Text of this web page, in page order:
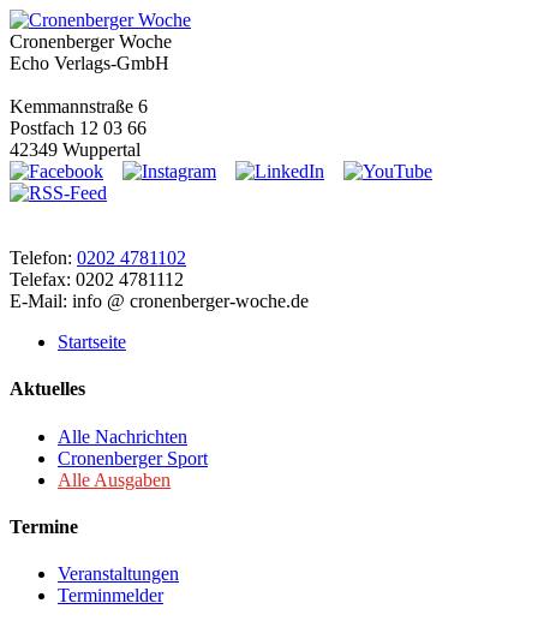
Cronenberger Woche
Echo Verlags-GmbH
Kemmannstraße 6
Postfach 12 03 66
42349 Wuppertal
Telefon: 0202 4781102
Telefax: 0202 4781112
E-Mail: info @ cronenberger-woche.de
Startseite
Aktuelles
Alle Nachrichten
Cronenberger Sport
Alle Ausgaben
Termine
Veranstaltungen
Terminmelder